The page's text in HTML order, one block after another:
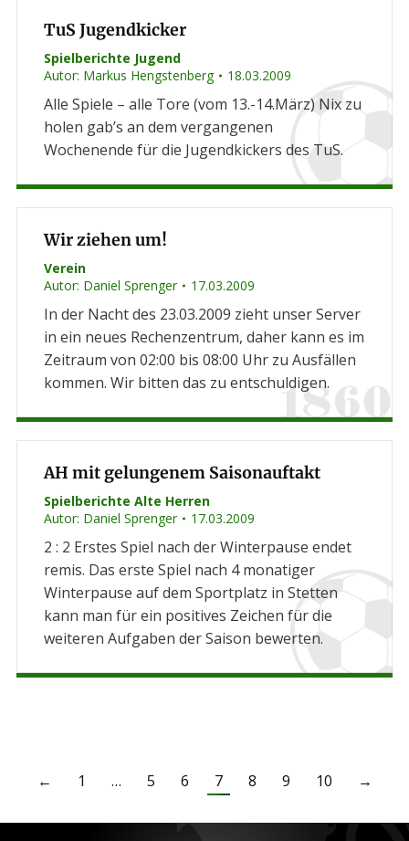
TuS Jugendkicker
Spielberichte Jugend
Autor: Markus Hengstenberg 18.03.2009
Alle Spiele – alle Tore (vom 13.-14.März) Nix zu
holen gab’s an dem vergangenen
Wochenende für die Jugendkickers des TuS.
Wir ziehen um!
Verein
Autor: Daniel Sprenger 17.03.2009
In der Nacht des 23.03.2009 zieht unser Server
in ein neues Rechenzentrum, daher kann es im
Zeitraum von 02:00 bis 08:00 Uhr zu Ausfällen
kommen. Wir bitten das zu entschuldigen.
AH mit gelungenem Saisonauftakt
Spielberichte Alte Herren
Autor: Daniel Sprenger 17.03.2009
2 : 2 Erstes Spiel nach der Winterpause endet
remis. Das erste Spiel nach 4 monatiger
Winterpause auf dem Sportplatz in Stetten
kann man für ein positives Zeichen für die
weiteren Aufgaben der Saison bewerten.
← 1 … 5 6 7 8 9 10 →